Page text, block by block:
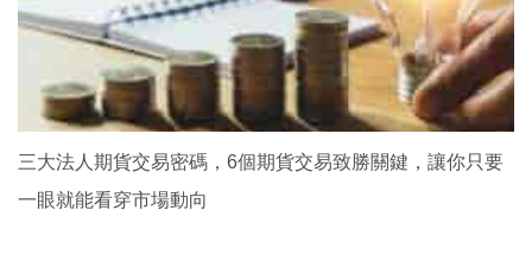
三大法人期貨交易密碼，6個期貨交易致勝關鍵，讓你只要
一眼就能看穿市場動向